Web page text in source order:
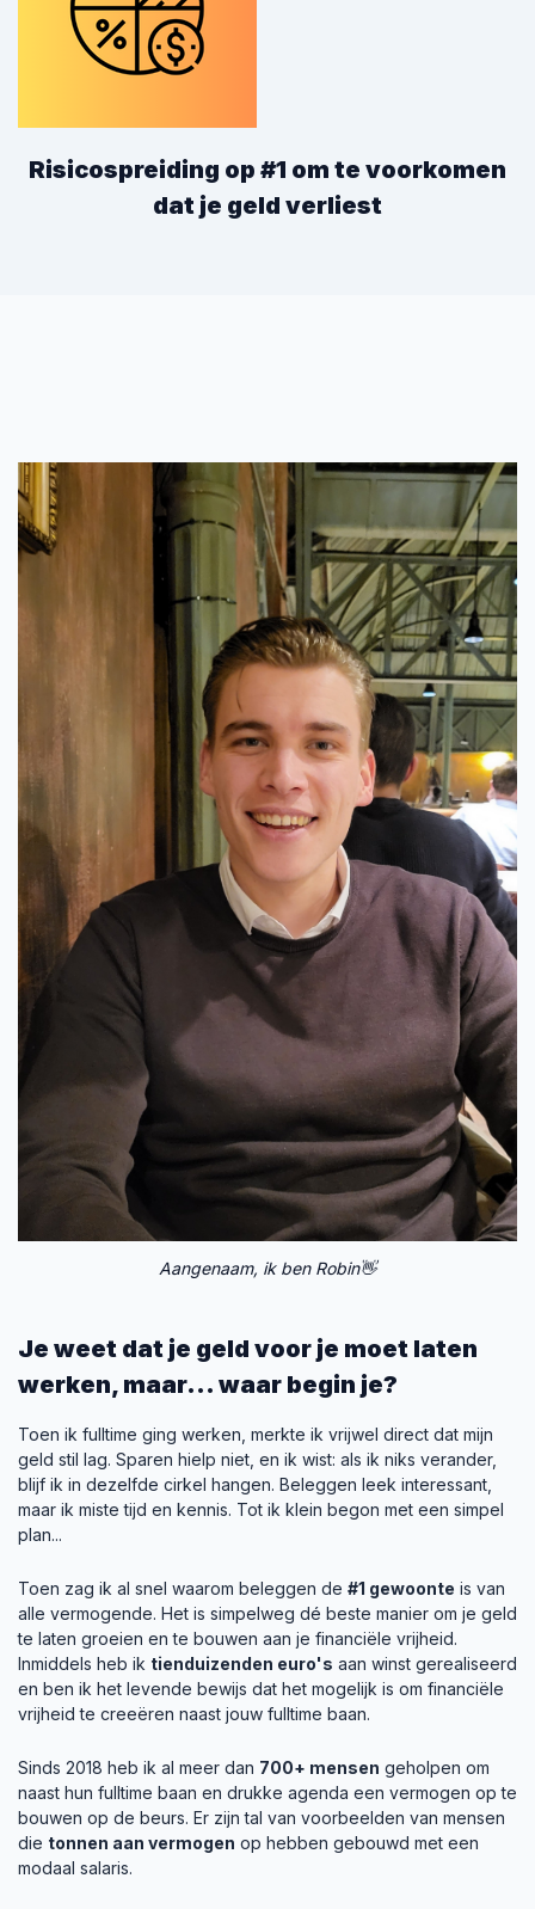
Risicospreiding op #1 om te voorkomen
dat je geld verliest
Aangenaam, ik ben Robin👋
Je weet dat je geld voor je moet laten
werken, maar... waar begin je?
Toen ik fulltime ging werken, merkte ik vrijwel direct dat mijn
geld stil lag. Sparen hielp niet, en ik wist: als ik niks verander,
blijf ik in dezelfde cirkel hangen. Beleggen leek interessant,
maar ik miste tijd en kennis. Tot ik klein begon met een simpel
plan...
Toen zag ik al snel waarom beleggen de #1 gewoonte is van
alle vermogende. Het is simpelweg dé beste manier om je geld
te laten groeien en te bouwen aan je financiële vrijheid.
Inmiddels heb ik tienduizenden euro's aan winst gerealiseerd
en ben ik het levende bewijs dat het mogelijk is om financiële
vrijheid te creeëren naast jouw fulltime baan.
Sinds 2018 heb ik al meer dan 700+ mensen geholpen om
naast hun fulltime baan en drukke agenda een vermogen op te
bouwen op de beurs. Er zijn tal van voorbeelden van mensen
die tonnen aan vermogen op hebben gebouwd met een
modaal salaris.